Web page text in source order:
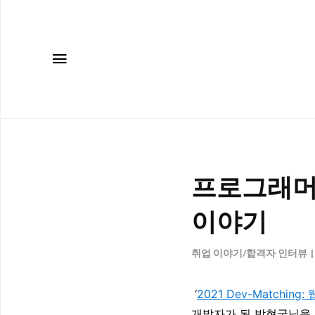
프로그래
이야기
취업 이야기/합격자 인터뷰
‘2021 Dev-Matching: